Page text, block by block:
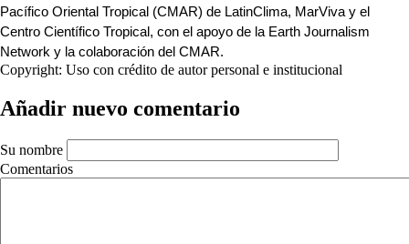
Pacífico Oriental Tropical (CMAR) de LatinClima, MarViva y el
Centro Científico Tropical, con el apoyo de la Earth Journalism
Network y la colaboración del CMAR.
Copyright: Uso con crédito de autor personal e institucional
Añadir nuevo comentario
Su nombre
Comentarios